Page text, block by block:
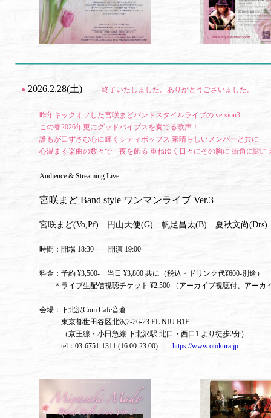
● 2026.2.28(土) 終了いたしました。ありがとうございました。
昨年キックオフした宮咲まどバンドスタイルライブの version3
この春2026年更にグッドバイブスを奏でる歌声！
誰もが口ずさむ心に輝くシティポップス 素晴らしいメンバーと共に
心温まる楽曲の数々で一夜を飾る 重ねゆく日々にその胸に 街角に聞こ
Audience & Streaming Live
宮咲まど Band style ワンマンライブ Ver.3
宮咲まど(Vo,Pf) 円山天使(G) 帆足昌太(B) 夏秋文尚(Drs)
時間：開場 18:30 開演 19:00
料金：予約 ¥3,500- 当日 ¥3,800 共に（税込・ドリンク代¥600-別途）
＊ライブ生配信視聴チケット ¥2,500 （アーカイブ視聴付、アーカ
会場：下北沢Com.Cafe音倉
東京都世田谷区北沢2-26-23 EL NIU B1F
（京王線・小田急線 下北沢駅 北口・西口1 より徒歩2分）
tel：03-6751-1311 (16:00-23:00) https://www.otokura.jp